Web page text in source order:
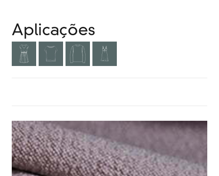
Aplicações